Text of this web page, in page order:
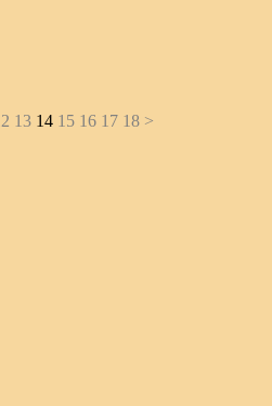
13 14 15 16 17 18 >